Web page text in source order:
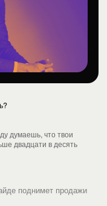
думаешь, что твои
двадцати в десять
поднимет продажи